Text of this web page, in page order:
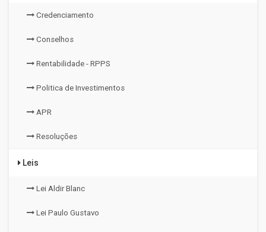
Credenciamento
Conselhos
Rentabilidade - RPPS
Politica de Investimentos
APR
Resoluções
Leis
Lei Aldir Blanc
Lei Paulo Gustavo